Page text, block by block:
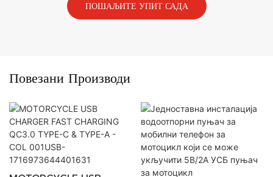
ПОШАЉИТЕ УПИТ САДА
Повезани Производи